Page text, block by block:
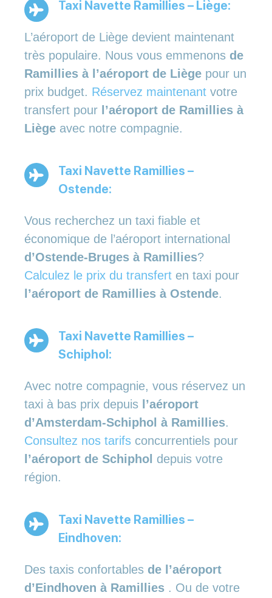
Taxi Navette Ramillies – Liège:
L’aéroport de Liège devient maintenant
très populaire. Nous vous emmenons de
Ramillies à l’aéroport de Liège pour un
prix budget. Réservez maintenant votre
transfert pour l’aéroport de Ramillies à
Liège avec notre compagnie.
Taxi Navette Ramillies –
Ostende:
Vous recherchez un taxi fiable et
économique de l’aéroport international
d’Ostende-Bruges à Ramillies?
Calculez le prix du transfert en taxi pour
l’aéroport de Ramillies à Ostende.
Taxi Navette Ramillies –
Schiphol:
Avec notre compagnie, vous réservez un
taxi à bas prix depuis l’aéroport
d’Amsterdam-Schiphol à Ramillies.
Consultez nos tarifs concurrentiels pour
l’aéroport de Schiphol depuis votre
région.
Taxi Navette Ramillies –
Eindhoven:
Des taxis confortables de l’aéroport
d’Eindhoven à Ramillies . Ou de votre